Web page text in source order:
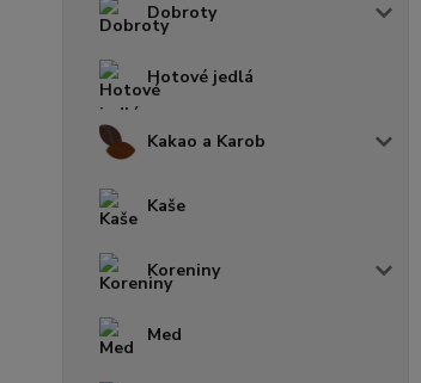
Dobroty
Hotové jedlá
Kakao a Karob
Kaše
Koreniny
Med